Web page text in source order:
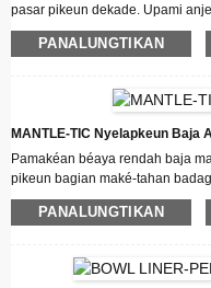
pasar pikeun dekade. Upami
disayogikeun ku ISO 9001-
cadang panggantian pikeun
SuperStore. SHANVIM
PANALUNGTIKAN
MANTLE-TIC Nyelapkeun Baja
Pamakéan béaya rendah baja
pikeun bagian maké-tahan
karya maranéhanana inlaid
permukaan boga résistansi
baja mangan tinggi, ku kituna
PANALUNGTIKAN